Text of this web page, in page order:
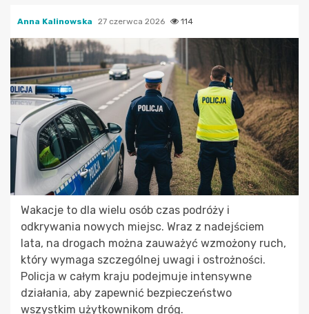
Anna Kalinowska 27 czerwca 2026 114
Wakacje to dla wielu osób czas podróży i
odkrywania nowych miejsc. Wraz z nadejściem
lata, na drogach można zauważyć wzmożony ruch,
który wymaga szczególnej uwagi i ostrożności.
Policja w całym kraju podejmuje intensywne
działania, aby zapewnić bezpieczeństwo
wszystkim użytkownikom dróg.